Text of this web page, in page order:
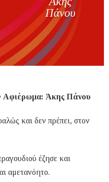
Αφιέρωμα: Άκης Πάνου
και δεν πρέπει, στον
έζησε και
αμετανόητο.